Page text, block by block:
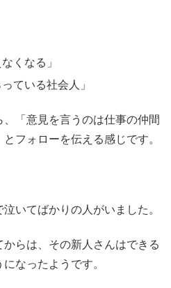
くなる」
ている社会人」
「意見を言うのは仕事の仲間
フォローを伝える感じです。
いてばかりの人がいました。
らは、その新人さんはできる
なったようです。